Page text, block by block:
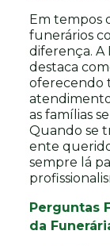
Em tempos
funerários
diferença. A
destaca
oferecendo
as famílias
Quando se
ente
sempre lá
Perguntas
da